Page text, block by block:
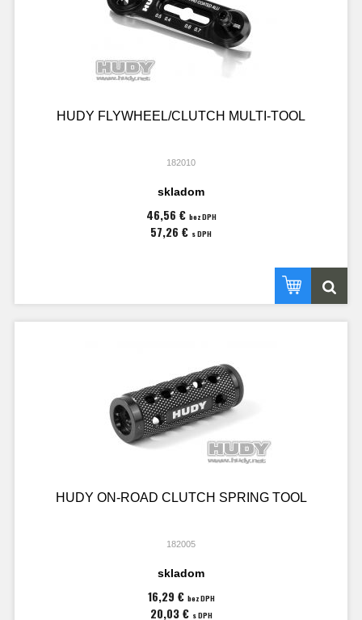
HUDY FLYWHEEL/CLUTCH MULTI-TOOL
182010
skladom
46,56 € bez DPH
57,26 € s DPH
HUDY ON-ROAD CLUTCH SPRING TOOL
182005
skladom
16,29 € bez DPH
20,03 € s DPH